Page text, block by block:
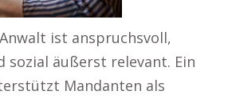
ist anspruchsvoll,
sozial äußerst relevant. Ein
Mandanten als